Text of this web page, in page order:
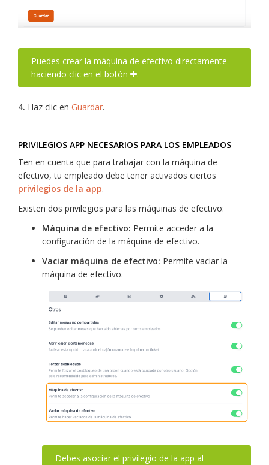
Puedes crear la máquina de efectivo directamente
haciendo clic en el botón
.
4. Haz clic en Guardar.
PRIVILEGIOS APP NECESARIOS PARA LOS EMPLEADOS
Ten en cuenta que para trabajar con la máquina de
efectivo, tu empleado debe tener activados ciertos
privilegios de la app.
Existen dos privilegios para las máquinas de efectivo:
Máquina de efectivo: Permite acceder a la
configuración de la máquina de efectivo.
Vaciar máquina de efectivo: Permite vaciar la
máquina de efectivo.
Debes asociar el privilegio de la app al